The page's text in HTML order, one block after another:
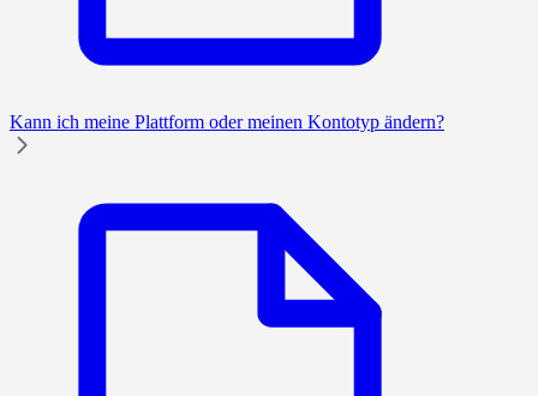
Kann ich meine Plattform oder meinen Kontotyp ändern?